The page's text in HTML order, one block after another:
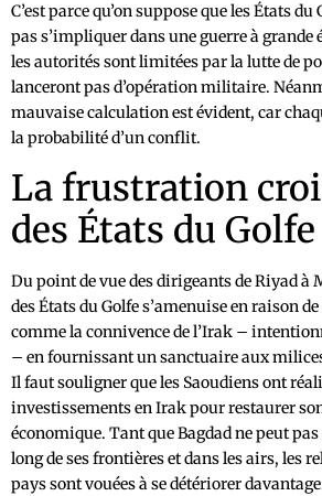
C’est parce qu’on suppose que les États
pas s’impliquer dans une guerre à grande
les autorités sont limitées par la lutte de
lanceront pas d’opération militaire.
mauvaise calculation est évident, car
la probabilité d’un conflit.
La frustration
des États du Golfe
Du point de vue des dirigeants de Riyad à
des États du Golfe s’amenuise en raison
comme la connivence de l’Irak –
– en fournissant un sanctuaire aux
Il faut souligner que les Saoudiens ont
investissements en Irak pour restaurer
économique. Tant que Bagdad ne peut
long de ses frontières et dans les airs, les
pays sont vouées à se détériorer